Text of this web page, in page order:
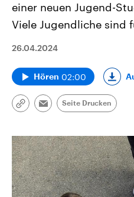
einer neuen Jugend-
Viele Jugendliche sind
26.04.2024
Hören 02:00
Link
Email
Seite Drucken